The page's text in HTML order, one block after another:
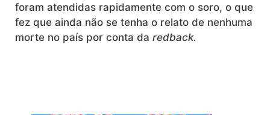
foram atendidas rapidamente com o soro, o que
fez que ainda não se tenha o relato de nenhuma
morte no país por conta da redback.